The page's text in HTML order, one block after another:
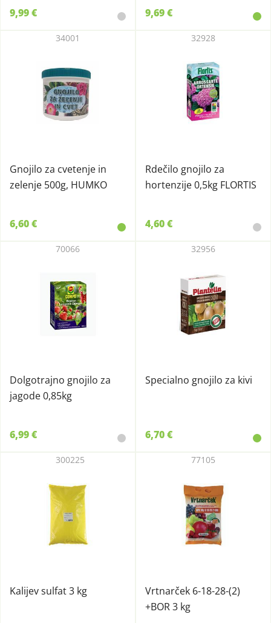
9,99 € 9,69 €
Gnojilo za cvetenje in
zelenje 500g, HUMKO
34001
6,60 €
Rdečilo gnojilo za
hortenzije 0,5kg FLORTIS
32928
4,60 €
Dolgotrajno gnojilo za
jagode 0,85kg
70066
6,99 €
Specialno gnojilo za kivi
32956
6,70 €
Kalijev sulfat 3 kg
300225
Vrtnarček 6-18-28-(2)
+BOR 3 kg
77105